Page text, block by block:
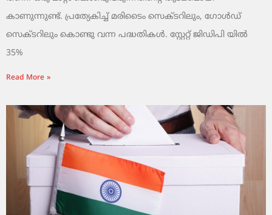
കാണുന്നുണ്ട്. പ്രത്യേകിച്ച് മരിടൈം സെക്ടറിലും, ഗോൾഡ്
സെക്ടറിലും കൊണ്ടു വന്ന പദ്ധതികൾ. സ്റ്റേറ്റ് ജിഡിപി യിൽ
35%
Read More »